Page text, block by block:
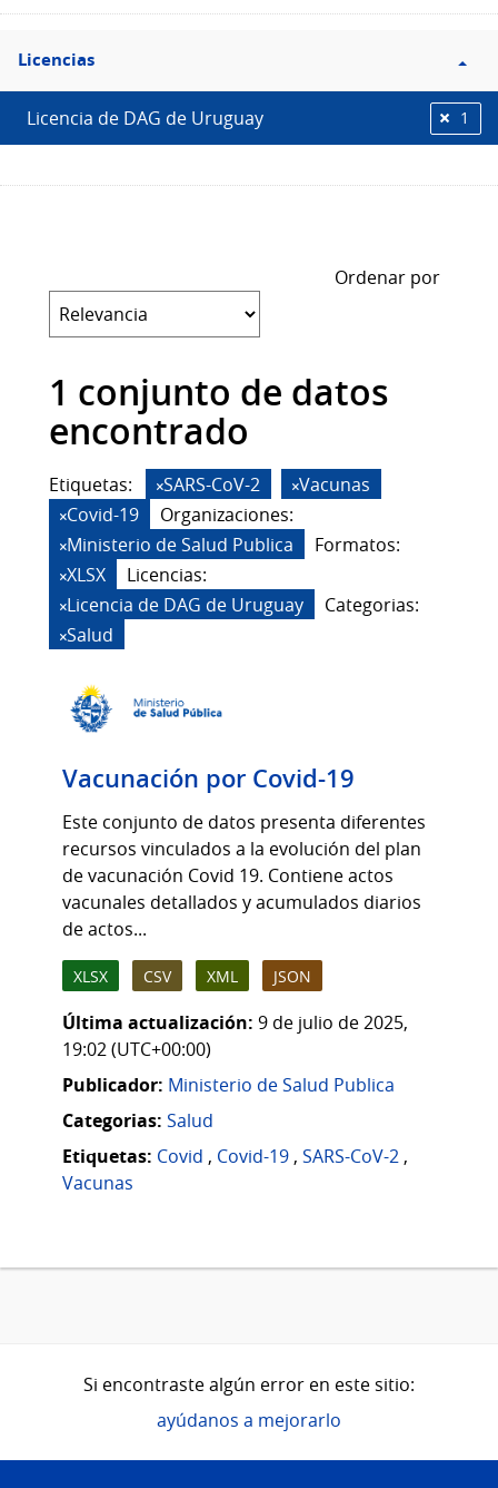
Filtro
Licencias
Licencias
Licencia de DAG de Uruguay 1
Ordenar por
1 conjunto de datos
encontrado
Etiquetas: SARS-CoV-2
Vacunas
Covid-19
Organizaciones:
Ministerio de Salud Publica
Formatos:
XLSX
Licencias:
Licencia de DAG de Uruguay
Categorias:
Salud
Vacunación por Covid-19
Este conjunto de datos presenta diferentes
recursos vinculados a la evolución del plan
de vacunación Covid 19. Contiene actos
vacunales detallados y acumulados diarios
de actos...
XLSX CSV XML JSON
Última actualización: 9 de julio de 2025,
19:02 (UTC+00:00)
Publicador: Ministerio de Salud Publica
Categorias: Salud
Etiquetas: Covid , Covid-19 , SARS-CoV-2 ,
Vacunas
Si encontraste algún error en este sitio:
ayúdanos a mejorarlo